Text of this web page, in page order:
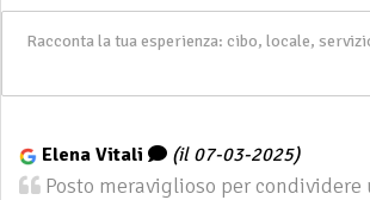
Elena Vitali (il 07-03-2025)
Posto meraviglioso per condividere